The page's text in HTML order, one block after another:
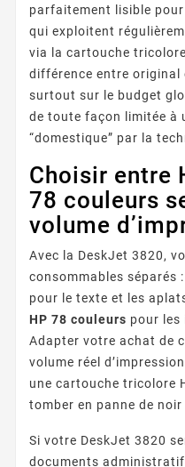
parfaitement lisible
qui exploitent
via la cartouche tricolore
différence entre original
surtout sur le budget
de toute façon limitée à
“domestique” par la
Choisir entre
78 couleurs
volume
Avec la DeskJet 3820,
consommables séparés
pour le texte et les
HP 78 couleurs pour les
Adapter votre achat de
volume réel
une cartouche tricolore
tomber en panne de
Si votre DeskJet 3820
documents